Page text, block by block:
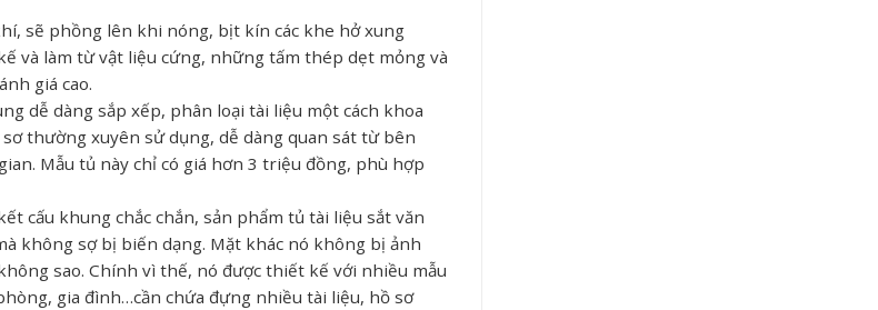
sẽ phồng lên khi nóng, bịt kín các khe hở xung
và làm từ vật liệu cứng, những tấm thép dẹt mỏng và
giá cao.
dễ dàng sắp xếp, phân loại tài liệu một cách khoa
thường xuyên sử dụng, dễ dàng quan sát từ bên
Mẫu tủ này chỉ có giá hơn 3 triệu đồng, phù hợp
cấu khung chắc chắn, sản phẩm tủ tài liệu sắt văn
không sợ bị biến dạng. Mặt khác nó không bị ảnh
sao. Chính vì thế, nó được thiết kế với nhiều mẫu
gia đình…cần chứa đựng nhiều tài liệu, hồ sơ